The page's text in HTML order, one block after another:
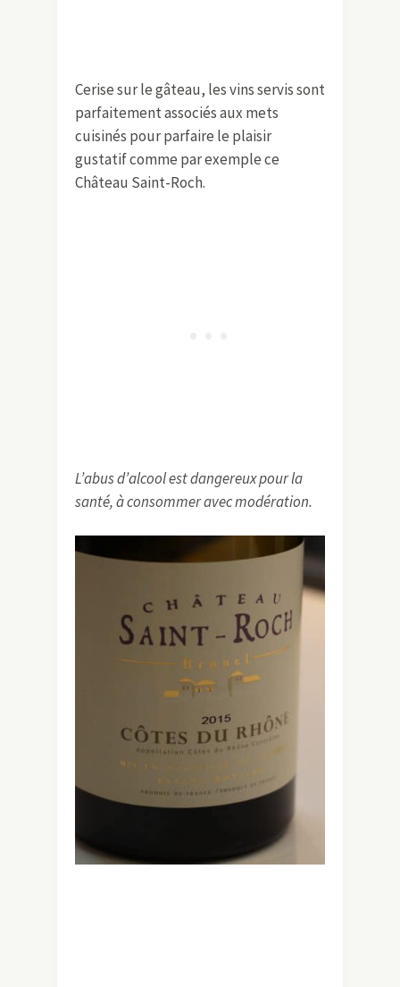
Cerise sur le gâteau, les vins servis sont
parfaitement associés aux mets
cuisinés pour parfaire le plaisir
gustatif comme par exemple ce
Château Saint-Roch.
L’abus d’alcool est dangereux pour la
santé, à consommer avec modération.